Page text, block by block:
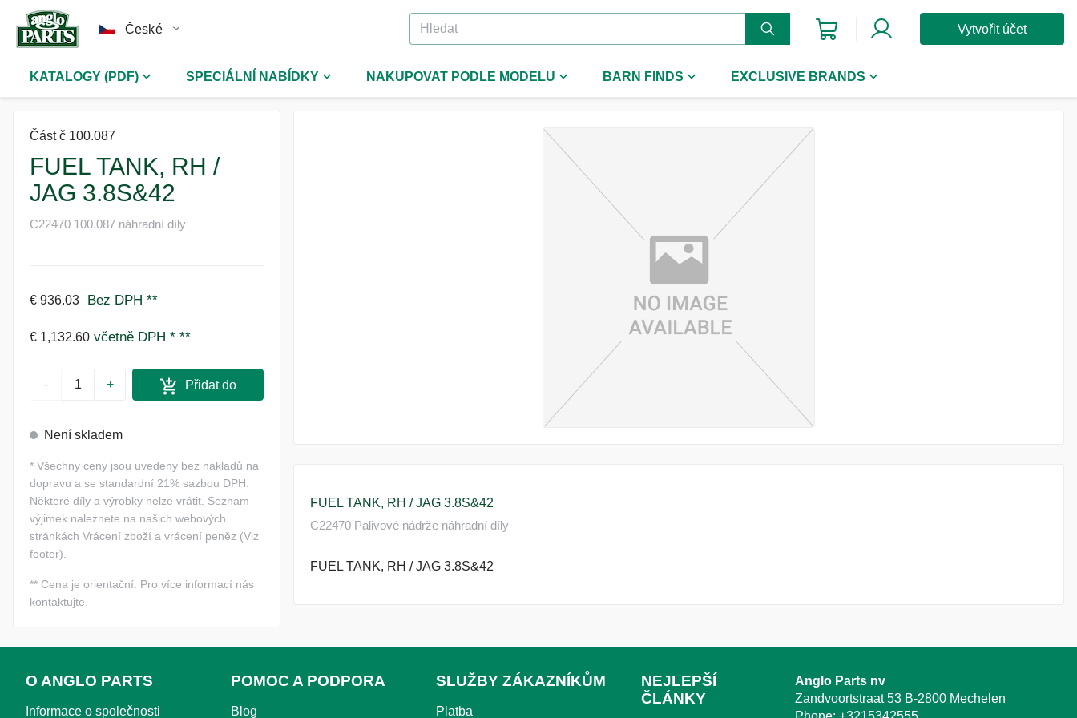
České Vytvořit účet
KATALOGY (PDF) SPECIÁLNÍ NABÍDKY NAKUPOVAT PODLE MODELU BARN FINDS EXCLUSIVE BRANDS
Část č 100.087
FUEL TANK, RH /
JAG 3.8S&42
C22470 100.087 náhradní díly
€ 936.03 Bez DPH **
€ 1,132.60 včetně DPH * **
- +
Přidat do
Není skladem
* Všechny ceny jsou uvedeny bez nákladů na
dopravu a se standardní 21% sazbou DPH.
Některé díly a výrobky nelze vrátit. Seznam
výjimek naleznete na našich webových
stránkách Vrácení zboží a vrácení peněz (Viz
footer).
** Cena je orientační. Pro více informací nás
kontaktujte.
FUEL TANK, RH / JAG 3.8S&42
C22470 Palivové nádrže náhradní díly
FUEL TANK, RH / JAG 3.8S&42
O ANGLO PARTS
Informace o společnosti
POMOC A PODPORA
Blog
SLUŽBY ZÁKAZNÍKŮM
Platba
NEJLEPŠÍ
ČLÁNKY
Anglo Parts nv
Zandvoortstraat 53 B-2800 Mechelen